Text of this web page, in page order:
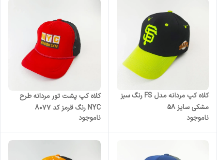
کلاه کپ مردانه مدل FS رنگ سبز
مشکی سایز 58
ناموجود
کلاه کپ پشت تور مردانه طرح
NYC رنگ قرمز کد 8077
ناموجود